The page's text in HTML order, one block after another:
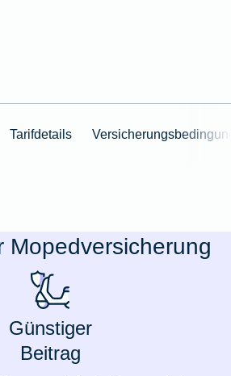
Tarifdetails
Mopedversicherung
Günstiger
Beitrag